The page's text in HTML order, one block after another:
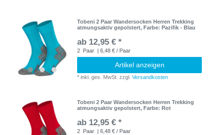
Tobeni 2 Paar Wandersocken Herren Trekking
atmungsaktiv gepolstert, Farbe: Pazifik - Blau
ab 12,95 € *
2 Paar | 6,48 € / Paar
Artikel anzeigen
*inkl. ges. MwSt. zzgl.Versandkosten
Tobeni 2 Paar Wandersocken Herren Trekking
atmungsaktiv gepolstert, Farbe: Rot
ab 12,95 € *
2 Paar | 6,48 € / Paar